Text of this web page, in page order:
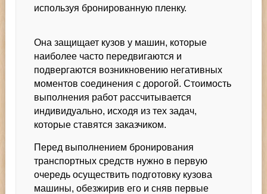
используя бронированную пленку.
Она защищает кузов у машин, которые
наиболее часто передвигаются и
подвергаются возникновению негативных
моментов соединения с дорогой. Стоимость
выполнения работ рассчитывается
индивидуально, исходя из тех задач,
которые ставятся заказчиком.
Перед выполнением бронирования
транспортных средств нужно в первую
очередь осуществить подготовку кузова
машины, обезжирив его и сняв первые